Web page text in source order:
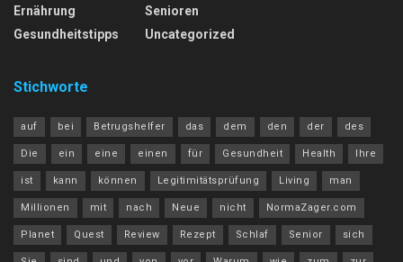
Ernährung
Gesundheitstipps
Senioren
Uncategorized
Stichworte
auf bei Betrugshelfer das dem den der des
Die ein eine einen für Gesundheit Health Ihre
ist kann können Legitimitätsprüfung Living man
Millionen mit nach Neue nicht NormaZager.com
Planet Quest Review Rezept Schlaf Senior sich